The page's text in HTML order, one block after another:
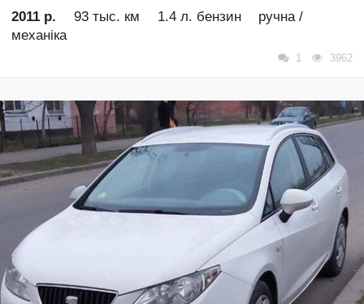
2011 р. 93 тыс. км 1.4 л. бензин
ручна /
механіка
1 3962